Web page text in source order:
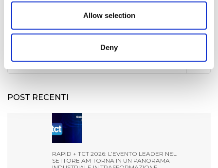
Allow selection
Deny
CERCA
for:
POST RECENTI
RAPID + TCT 2026: L’EVENTO LEADER NEL
SETTORE AM TORNA IN UN PANORAMA